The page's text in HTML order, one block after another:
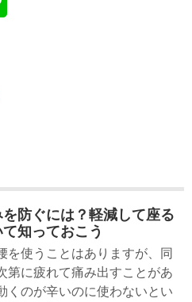
防ぐには？軽減して座る
知っておこう
を使うことはありますが、同
第に疲れて痛み出すことがあ
くのが辛いのに使わないとい